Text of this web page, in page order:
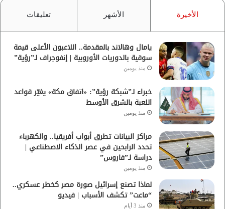
الأخيرة الأشهر تعليقات
يامال وهالاند بالمقدمة.. اللاعبون الأعلى قيمة
سوقية بالدوريات الأوروبية | إنفوجراف لـ”رؤية”
منذ يومين
خبراء لـ”شبكة رؤية”: «اتفاق مكة» يغيّر قواعد
اللعبة بالشرق الأوسط
منذ يومين
مراكز البيانات تطرق أبواب أفريقيا.. والكهرباء
تحدد الرابحين في عصر الذكاء الاصطناعي |
دراسة لـ”فاروس”
منذ يومين
لماذا تصنع إسرائيل صورة مصر كخطر عسكري..
“ماعت” تكشف الأسباب | فيديو
منذ 3 أيام